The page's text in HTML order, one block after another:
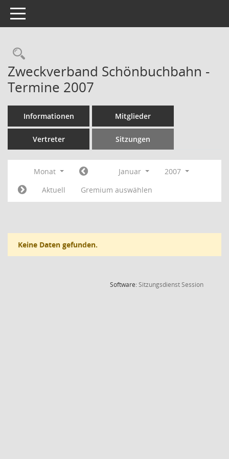
Toggle navigation
Rechercheauswahl
Zweckverband Schönbuchbahn -
Termine 2007
Informationen Mitglieder
Vertreter Sitzungen
Monat Januar
2007
Aktuell
Gremium auswählen
Keine Daten gefunden.
Software:SitzungsdienstSession(Wird in